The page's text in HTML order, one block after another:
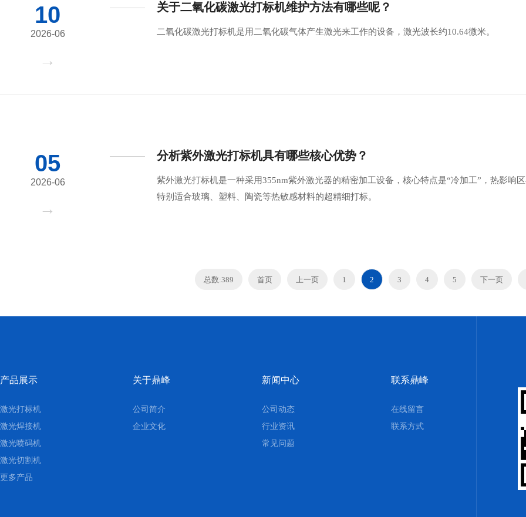
10
2026-06
关于二氧化碳激光打标机维护方法有哪些呢？
二氧化碳激光打标机是用二氧化碳气体产生激光来工作的设备，激光波长约10.64微米。
05
2026-06
分析紫外激光打标机具有哪些核心优势？
紫外激光打标机是一种采用‌355nm紫外激光器‌的精密加工设备，核心特点是‌“冷加工”‌，热影响
特别适合玻璃、塑料、陶瓷等热敏感材料的超精细打标。
总数:389 首页 上一页 1 2 3 4 5 下一页
产品展示
激光打标机
激光焊接机
激光喷码机
激光切割机
更多产品
关于鼎峰
公司简介
企业文化
新闻中心
公司动态
行业资讯
常见问题
联系鼎峰
在线留言
联系方式